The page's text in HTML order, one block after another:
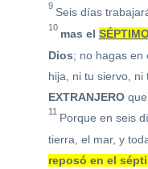
9 Seis días
10 mas el
Dios; no hagas en
hija, ni tu siervo, ni
EXTRANJEROque
11 Porque en seis
tierra, el mar, y
reposó en el